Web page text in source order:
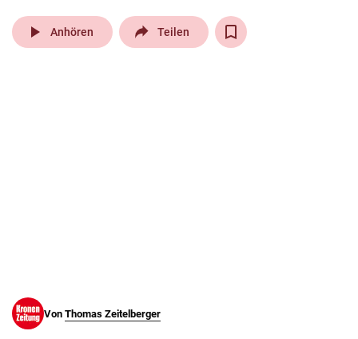
pin_drop
Wien arrow_right
play_arrow Anhören Teilen
Von Thomas Zeitelberger